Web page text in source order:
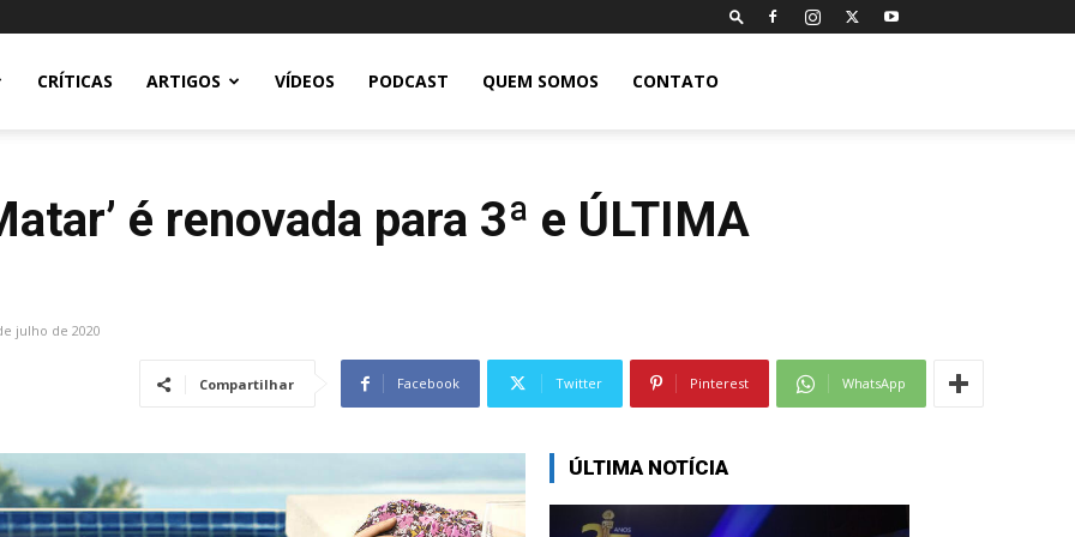
CRÍTICAS ARTIGOS VÍDEOS PODCAST QUEM SOMOS CONTATO
é renovada para 3ª e ÚLTIMA
julho de 2020
Compartilhar Facebook Twitter Pinterest WhatsApp
ÚLTIMA NOTÍCIA